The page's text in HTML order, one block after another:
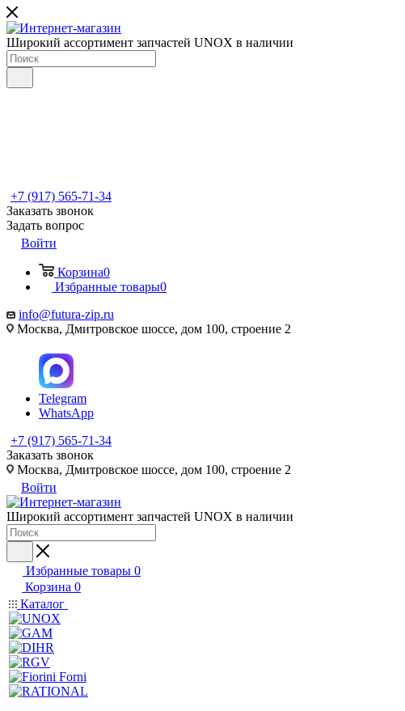
Широкий ассортимент запчастей UNOX в наличии
+7 (917) 565-71-34
Заказать звонок
Задать вопрос
Войти
Корзина0
Избранные товары0
info@futura-zip.ru
Москва, Дмитровское шоссе, дом 100, строение 2
Telegram
WhatsApp
+7 (917) 565-71-34
Заказать звонок
Москва, Дмитровское шоссе, дом 100, строение 2
Войти
Широкий ассортимент запчастей UNOX в наличии
Избранные товары 0
Корзина 0
Каталог